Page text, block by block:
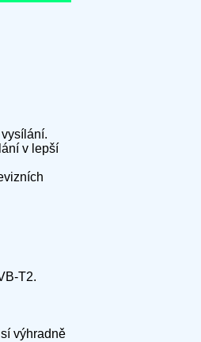
v lepší
T2.
výhradně